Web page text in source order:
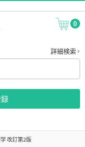
0
詳細検索
改訂第2版